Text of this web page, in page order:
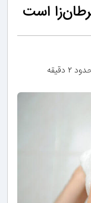
است
دقیقه